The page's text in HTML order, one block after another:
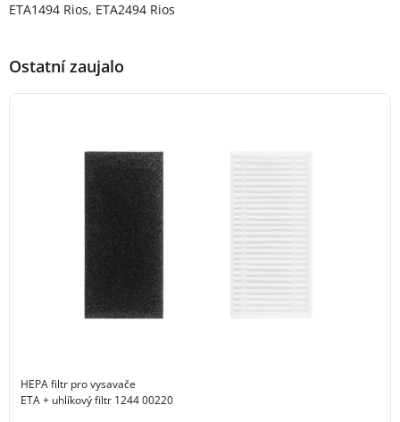
ETA1494 Rios, ETA2494 Rios
Ostatní zaujalo
HEPA filtr pro vysavače
ETA + uhlíkový filtr 1244 00220